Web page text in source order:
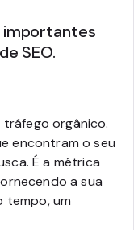
importantes
SEO.
orgânico.
encontram o seu
É a métrica
a sua
tempo, um